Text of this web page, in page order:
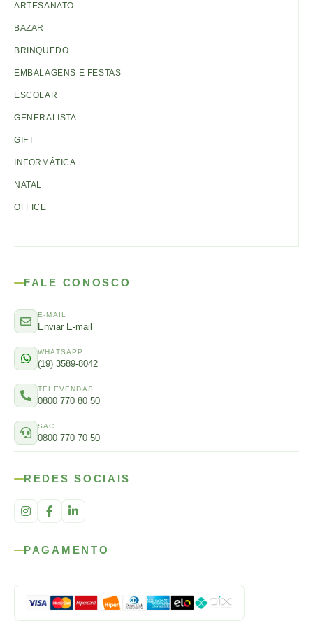
ARTESANATO
BAZAR
BRINQUEDO
EMBALAGENS E FESTAS
ESCOLAR
GENERALISTA
GIFT
INFORMÁTICA
NATAL
OFFICE
FALE CONOSCO
E-MAIL
Enviar E-mail
WHATSAPP
(19) 3589-8042
TELEVENDAS
0800 770 80 50
SAC
0800 770 70 50
REDES SOCIAIS
PAGAMENTO